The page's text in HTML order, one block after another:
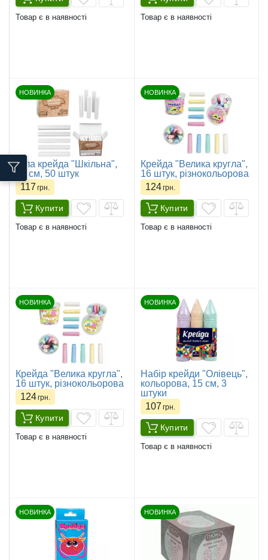
Товар є в наявності Товар є в наявності
НОВИНКА
Біла крейда "Шкільна",
10 см, 50 штук
117 грн.
Купити
Товар є в наявності
НОВИНКА
Крейда "Велика кругла",
16 штук, різнокольорова
124грн.
Купити
Товар є в наявності
НОВИНКА
Крейда "Велика кругла",
16 штук, різнокольорова
124грн.
Купити
Товар є в наявності
НОВИНКА
Набір крейди "Олівець",
кольорова, 15 см, 3
штуки
107 грн.
Купити
Товар є в наявності
НОВИНКА НОВИНКА